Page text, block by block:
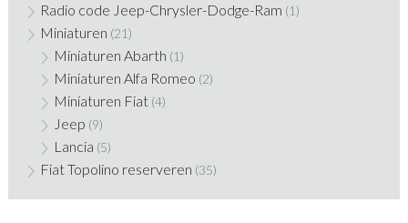
Radio code Jeep-Chrysler-Dodge-Ram (1)
Miniaturen (21)
Miniaturen Abarth (1)
Miniaturen Alfa Romeo (2)
Miniaturen Fiat (4)
Jeep (9)
Lancia (5)
Fiat Topolino reserveren (35)